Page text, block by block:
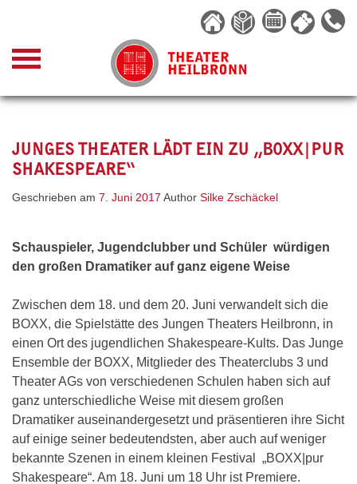
content
JUNGES THEATER LÄDT EIN ZU „BOXX|PUR
SHAKESPEARE“
Geschrieben am 7. Juni 2017 Author Silke Zschäckel
Schauspieler, Jugendclubber und Schüler würdigen
den großen Dramatiker auf ganz eigene Weise
Zwischen dem 18. und dem 20. Juni verwandelt sich die
BOXX, die Spielstätte des Jungen Theaters Heilbronn, in
einen Ort des jugendlichen Shakespeare-Kults. Das Junge
Ensemble der BOXX, Mitglieder des Theaterclubs 3 und
Theater AGs von verschiedenen Schulen haben sich auf
ganz unterschiedliche Weise mit diesem großen
Dramatiker auseinandergesetzt und präsentieren ihre Sicht
auf einige seiner bedeutendsten, aber auch auf weniger
bekannte Szenen in einem kleinen Festival „BOXX|pur
Shakespeare“. Am 18. Juni um 18 Uhr ist Premiere.